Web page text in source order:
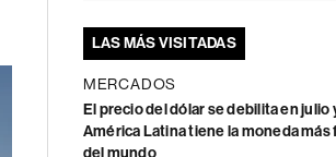
LAS MÁS VISITADAS
MERCADOS
El precio del dólar se debilita en julio
América Latina tiene la moneda
del mundo